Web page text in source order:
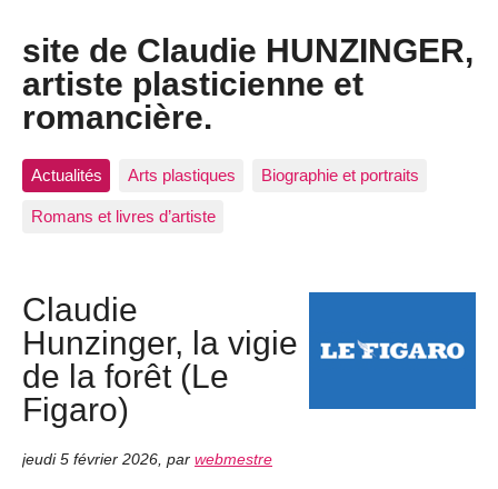
site de Claudie HUNZINGER,
artiste plasticienne et
romancière.
Actualités Arts plastiques Biographie et portraits
Romans et livres d’artiste
Claudie
Hunzinger, la vigie
de la forêt (Le
Figaro)
jeudi 5 février 2026 par webmestre